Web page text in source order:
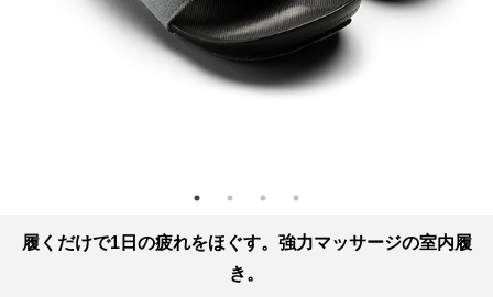
履くだけで1日の疲れをほぐす。強力マッサージの室内履
き。